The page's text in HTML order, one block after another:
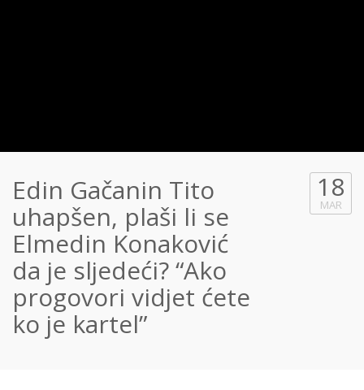
Edin Gačanin Tito
uhapšen, plaši li se
Elmedin Konaković
da je sljedeći? “Ako
progovori vidjet ćete
ko je kartel”
18
MAR